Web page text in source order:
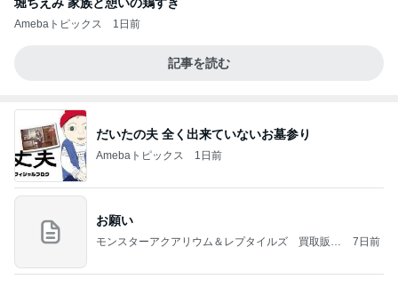
Amebaトピックス 1日前
記事を読む
だいたの夫 全く出来ていないお墓参り
Amebaトピックス 1日前
お願い
モンスターアクアリウム＆レプタイルズ 買取販売
7日前